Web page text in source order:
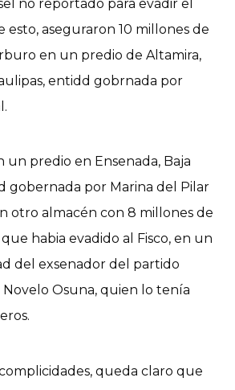
no reportado para evadir el
esto, aseguraron 10 millones de
en un predio de Altamira,
entidd gobrnada por
un predio en Ensenada, Baja
gobernada por Marina del Pilar
otro almacén con 8 millones de
habia evadido al Fisco, en un
del exsenador del partido
Novelo Osuna, quien lo tenía
queda claro que